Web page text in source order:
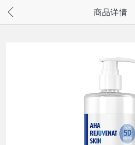
请通过微信或支付宝搜“奇兔客小程序”访问
商品详情